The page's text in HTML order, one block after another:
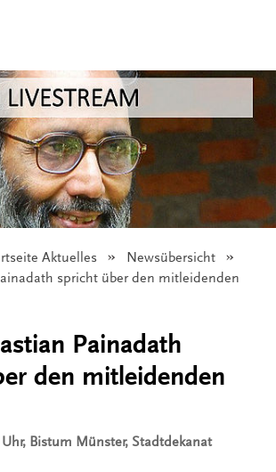
Aktuelles
Newsübersicht
spricht über den mitleidenden
Painadath
den mitleidenden
, Bistum Münster, Stadtdekanat